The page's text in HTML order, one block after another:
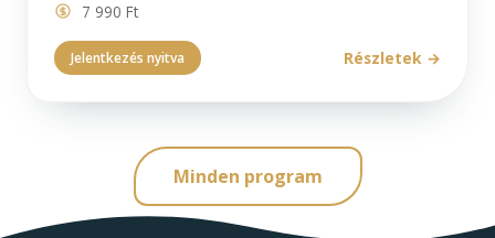
7 990 Ft
Jelentkezés nyitva Részletek
Minden program